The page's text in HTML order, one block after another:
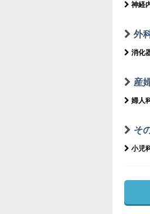
神経
外
消化
産
婦人
そ
小児